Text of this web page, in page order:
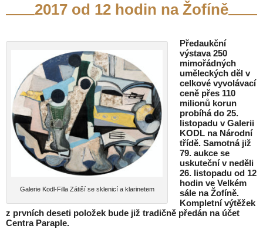
2017 od 12 hodin na Žofíně
Galerie Kodl-Filla Zátiší se sklenicí a klarinetem
Předaukční
výstava 250
mimořádných
uměleckých děl v
celkové vyvolávací
ceně přes 110
milionů korun
probíhá do 25.
listopadu vGalerii
KODL na Národní
třídě. Samotná již
79. aukce se
uskuteční v neděli
26. listopadu od 12
hodin ve Velkém
sále na Žofíně.
Kompletní výtěžek
z prvních deseti položek bude již tradičně předán na účet
Centra Paraple.